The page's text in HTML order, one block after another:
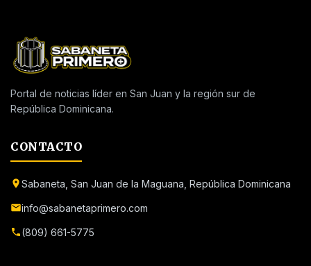
Portal de noticias líder en San Juan y la región sur de
República Dominicana.
CONTACTO
Sabaneta, San Juan de la Maguana, República Dominicana
info@sabanetaprimero.com
(809) 661-5775